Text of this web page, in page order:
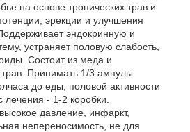
на основе тропических трав и
эрекции и улучшения
эндокринную и
устраняет половую слабость,
Состоит из меда и
трав. Принимать 1/3 ампулы
до еды, половой активности
лечения - 1-2 коробки.
давление, инфаркт,
непереносимость, не для